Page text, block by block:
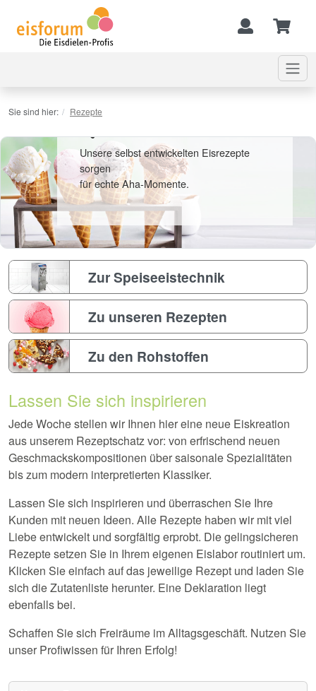
Sie sind hier: Rezepte
So schmeckt nur unser Eis - dank
Unsere selbst entwickelten Eisrezepte
sorgen
für echte Aha-Momente.
Zur Speiseeistechnik
Zu unseren Rezepten
Zu den Rohstoffen
Lassen Sie sich inspirieren
Jede Woche stellen wir Ihnen hier eine neue Eiskreation
aus unserem Rezeptschatz vor: von erfrischend neuen
Geschmackskompositionen über saisonale Spezialitäten
bis zum modern interpretierten Klassiker.
Lassen Sie sich inspirieren und überraschen Sie Ihre
Kunden mit neuen Ideen. Alle Rezepte haben wir mit viel
Liebe entwickelt und sorgfältig erprobt. Die gelingsicheren
Rezepte setzen Sie in Ihrem eigenen Eislabor routiniert um.
Klicken Sie einfach auf das jeweilige Rezept und laden Sie
sich die Zutatenliste herunter. Eine Deklaration liegt
ebenfalls bei.
Schaffen Sie sich Freiräume im Alltagsgeschäft. Nutzen Sie
unser Profiwissen für Ihren Erfolg!